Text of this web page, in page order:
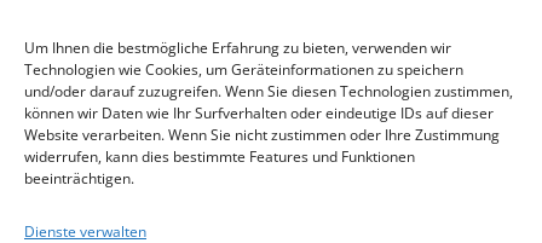
Um Ihnen die bestmögliche Erfahrung zu bieten, verwenden wir
Technologien wie Cookies, um Geräteinformationen zu speichern
und/oder darauf zuzugreifen. Wenn Sie diesen Technologien zustimmen,
können wir Daten wie Ihr Surfverhalten oder eindeutige IDs auf dieser
Website verarbeiten. Wenn Sie nicht zustimmen oder Ihre Zustimmung
widerrufen, kann dies bestimmte Features und Funktionen
beeinträchtigen.
Dienste verwalten
Beitrittserklärung
Cookie-Einstellungen
Datenschutz
Impressum
SPENDEN
Mit Ihrer Spende unterstützen Sie uns,